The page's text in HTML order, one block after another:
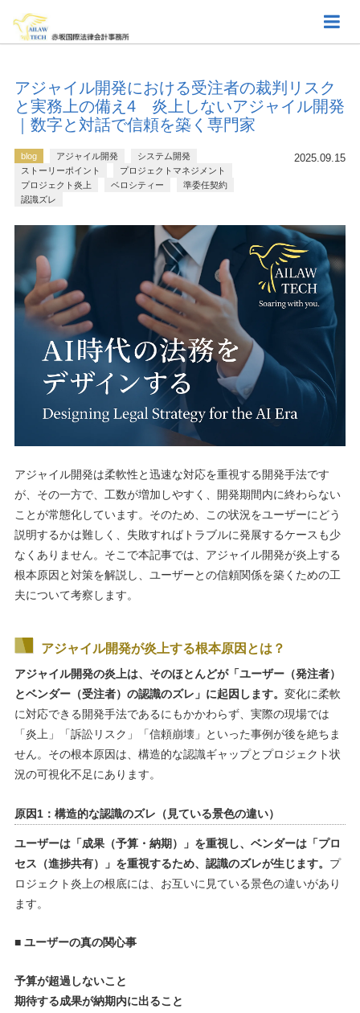
アジャイル開発における受注者の裁判リスク
と実務上の備え4 炎上しないアジャイル開発
｜数字と対話で信頼を築く専門家
2025.09.15
blog アジャイル開発
システム開発
ストーリーポイント
プロジェクトマネジメント
プロジェクト炎上
ベロシティー
準委任契約
認識ズレ
アジャイル開発は柔軟性と迅速な対応を重視する開発手法です
が、その一方で、工数が増加しやすく、開発期間内に終わらない
ことが常態化しています。そのため、この状況をユーザーにどう
説明するかは難しく、失敗すればトラブルに発展するケースも少
なくありません。そこで本記事では、アジャイル開発が炎上する
根本原因と対策を解説し、ユーザーとの信頼関係を築くための工
夫について考察します。
アジャイル開発が炎上する根本原因とは？
アジャイル開発の炎上は、そのほとんどが「ユーザー（発注者）
とベンダー（受注者）の認識のズレ」に起因します。 変化に柔軟
に対応できる開発手法であるにもかかわらず、実際の現場では
「炎上」「訴訟リスク」「信頼崩壊」といった事例が後を絶ちま
せん。その根本原因は、構造的な認識ギャップとプロジェクト状
況の可視化不足にあります。
原因1：構造的な認識のズレ（見ている景色の違い）
ユーザーは「成果（予算・納期）」を重視し、ベンダーは「プロ
セス（進捗共有）」を重視するため、認識のズレが生じます。 プ
ロジェクト炎上の根底には、お互いに見ている景色の違いがあり
ます。
■ ユーザーの真の関心事
予算が超過しないこと
期待する成果が納期内に出ること